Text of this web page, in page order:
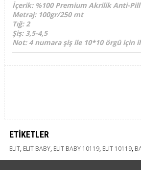
İçerik: %100 Premium Akrilik Anti-Pill
Metraj: 100gr/250 mt
Tığ: 2
Şiş: 3,5-4,5
Not: 4 numara şiş ile 10*10 örgü için
ETIKETLER
ELIT, ELIT BABY, ELIT BABY 10119, ELIT 10119,